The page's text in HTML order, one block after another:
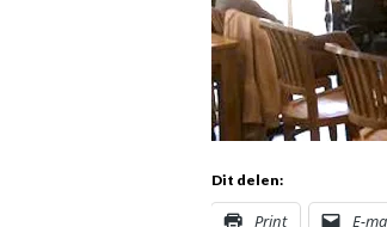
Dit delen:
Print E-